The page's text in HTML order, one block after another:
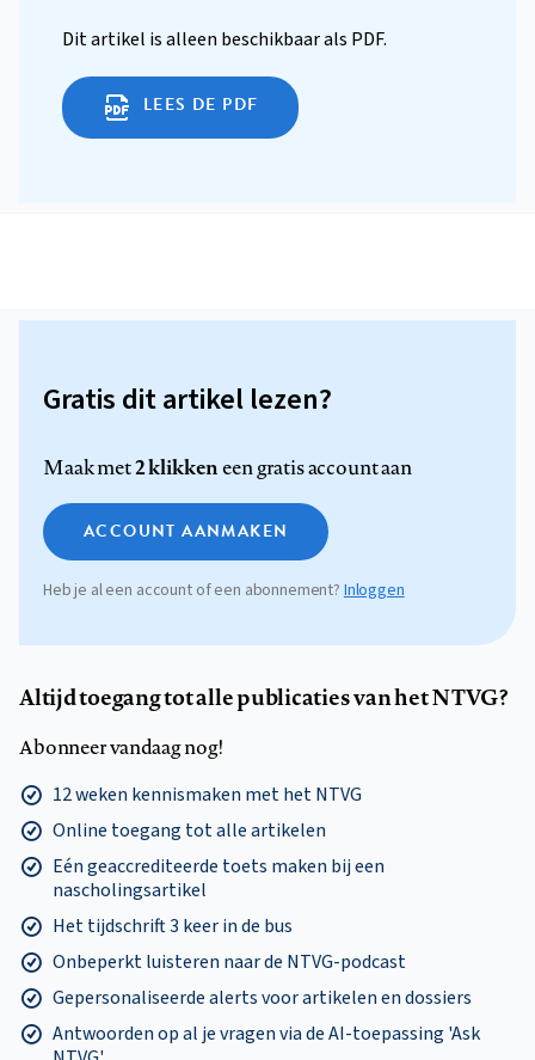
Dit artikel is alleen beschikbaar als PDF.
LEES DE PDF
Gratis dit artikel lezen?
Maak met2 klikkeneen gratis account aan
ACCOUNT AANMAKEN
Heb je al een account of een abonnement? Inloggen
Altijd toegang tot alle publicaties van het NTVG?
Abonneer vandaag nog!
12 weken kennismaken met het NTVG
Online toegang tot alle artikelen
Eén geaccrediteerde toets maken bij een
nascholingsartikel
Het tijdschrift 3 keer in de bus
Onbeperkt luisteren naar de NTVG-podcast
Gepersonaliseerde alerts voor artikelen en dossiers
Antwoorden op al je vragen via de AI-toepassing 'Ask